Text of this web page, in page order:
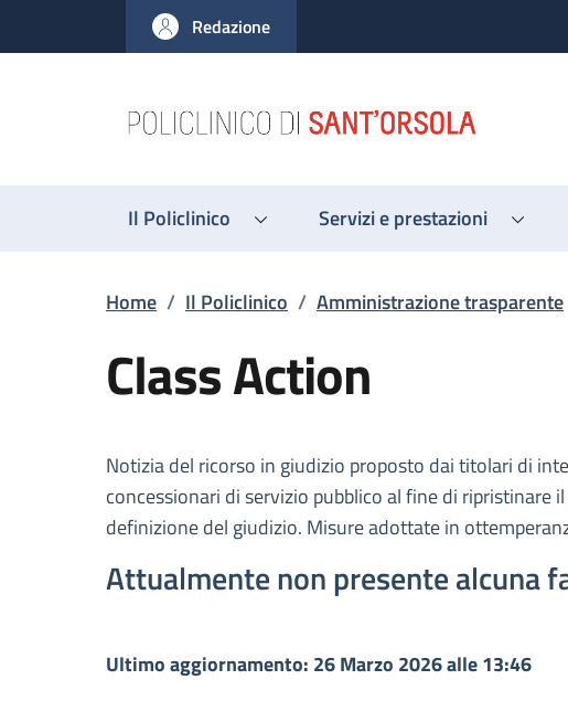
al contenuto principale
to footer content
Redazione
Il Policlinico Servizi e prestazioni
Briciole di pane
Home / Il Policlinico / Amministrazione trasparente
Class Action
Descrizione
Notizia del ricorso in giudizio proposto dai titolari di
concessionari di servizio pubblico al fine di
definizione del giudizio. Misure adottate in
Attualmente non presente alcuna
Ultimo aggiornamento: 26 Marzo 2026 alle 13:46